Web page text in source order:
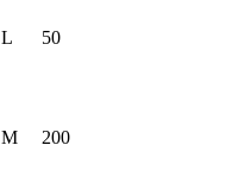
L 50
M 200